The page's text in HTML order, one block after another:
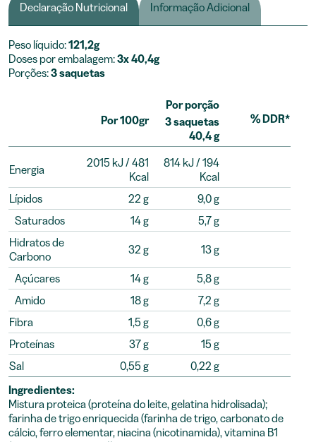
Declaração Nutricional Informação Adicional
Peso líquido:121,2g
Doses por embalagem:3x 40,4g
Porções:3 saquetas
Por 100gr
Por porção
3 saquetas
40,4 g
% DDR*
Energia
2015 kJ / 481
Kcal
814 kJ / 194
Kcal
Lípidos
22 g
9,0 g
Saturados
14 g
5,7 g
Hidratos de
Carbono
32 g 13 g
Açúcares 14 g
5,8 g
Amido
18 g
7,2 g
Fibra
1,5 g
0,6 g
Proteínas
37 g
15 g
Sal
0,55 g
0,22 g
Ingredientes:
Mistura proteica (proteína do leite, gelatina hidrolisada);
farinha de trigo enriquecida (farinha de trigo, carbonato de
cálcio, ferro elementar, niacina (nicotinamida), vitamina B1